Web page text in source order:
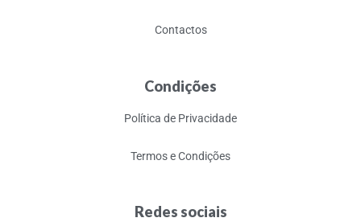
Contactos
Condições
Política de Privacidade
Termos e Condições
Redes sociais